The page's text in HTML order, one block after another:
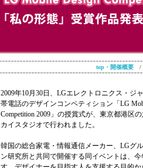
top・開催概要
2009年10月30日、LGエレクトロニクス・ジ
帯電話のデザインコンペティション「LG
Competition 2009」の授賞式が、東京都港区
カイスタジオで行われました。
韓国の総合家電・情報通信メーカー、LGグ
ン研究所と共同で開催する同イベントは、